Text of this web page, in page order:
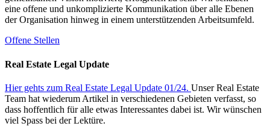
eine offene und unkomplizierte Kommunikation über alle Ebenen
der Organisation hinweg in einem unterstützenden Arbeitsumfeld.
Offene Stellen
Real Estate Legal Update
Hier gehts zum Real Estate Legal Update 01/24. Unser Real Estate
Team hat wiederum Artikel in verschiedenen Gebieten verfasst, so
dass hoffentlich für alle etwas Interessantes dabei ist. Wir wünschen
viel Spass bei der Lektüre.